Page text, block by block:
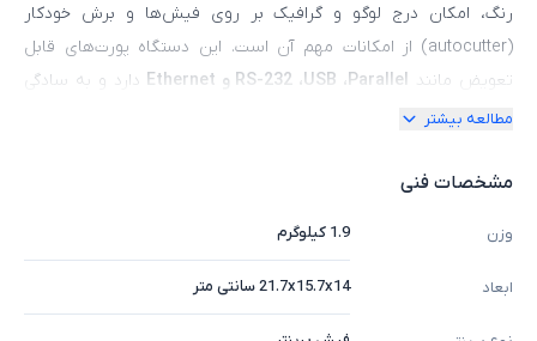
رنگ، امکان درج لوگو و گرافیک بر روی فیش‌ها و برش خودکار
(autocutter) از امکانات مهم آن است. این دستگاه پورت‌های قابل
تعویض مانند RS-232 ،USB ،Parallel و Ethernet
دارد و به سادگی
می‌توان رابط موردنیاز را بر اساس سیستم فروشگاهی انتخاب یا تعویض
روی دیوار نصب شود تا فضای کانتر فروش محدود نشود. از نظر ابعاد،
دارد. برای فروشگاه‌هایی که به دنبال فیش‌ پرینتری با امکانات چاپ
حرفه‌ای، انعطاف در اتصال و دوام بالا هستند،
گزینه‌ای مقرون‌ به‌ صرفه و کارآمد خواهد بود.
مطالعه بیشتر
مشخصات فنی
وزن 1.9 کیلوگرم
ابعاد 21.7x15.7x14 سانتی متر